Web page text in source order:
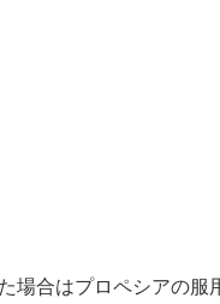
場合はプロペシアの服